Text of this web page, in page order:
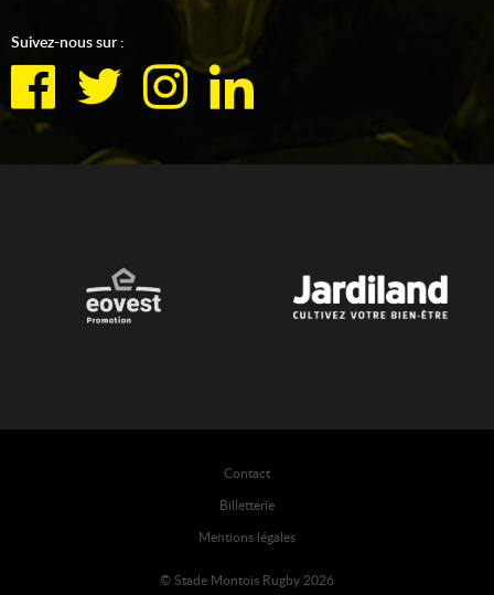
Suivez-nous sur :
Contact
Billetterie
Mentions légales
© Stade Montois Rugby 2026